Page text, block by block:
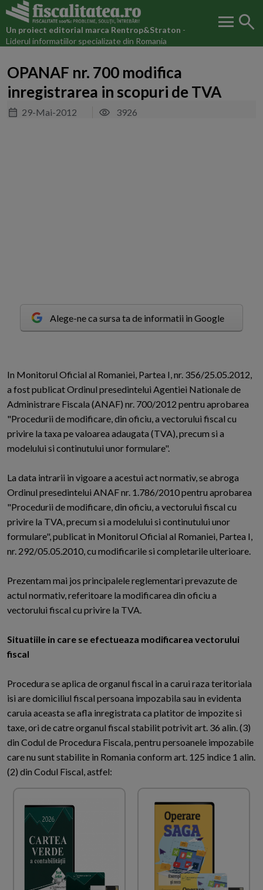
Un proiect editorial marca Rentrop&Straton -
Liderul informatiilor specializate din Romania
menu search
OPANAF nr. 700 modifica
inregistrarea in scopuri de TVA
29-Mai-2012 3926
Alege-ne ca sursa ta de informatii in Google
In Monitorul Oficial al Romaniei, Partea I, nr. 356/25.05.2012,
a fost publicat Ordinul presedintelui Agentiei Nationale de
Administrare Fiscala (ANAF) nr. 700/2012 pentru aprobarea
"Procedurii de modificare, din oficiu, a vectorului fiscal cu
privire la taxa pe valoarea adaugata (TVA), precum si a
modelului si continutului unor formulare".
La data intrarii in vigoare a acestui act normativ, se abroga
Ordinul presedintelui ANAF nr. 1.786/2010 pentru aprobarea
"Procedurii de modificare, din oficiu, a vectorului fiscal cu
privire la TVA, precum si a modelului si continutului unor
formulare", publicat in Monitorul Oficial al Romaniei, Partea I,
nr. 292/05.05.2010, cu modificarile si completarile ulterioare.
Prezentam mai jos principalele reglementari prevazute de
actul normativ, referitoare la modificarea din oficiu a
vectorului fiscal cu privire la TVA.
Situatiile in care se efectueaza modificarea vectorului
fiscal
Procedura se aplica de organul fiscal in a carui raza teritoriala
isi are domiciliul fiscal persoana impozabila sau in evidenta
caruia aceasta se afla inregistrata ca platitor de impozite si
taxe, ori de catre organul fiscal stabilit potrivit art. 36 alin. (3)
din Codul de Procedura Fiscala, pentru persoanele impozabile
care nu sunt stabilite in Romania conform art. 125 indice 1 alin.
(2) din Codul Fiscal, astfel: